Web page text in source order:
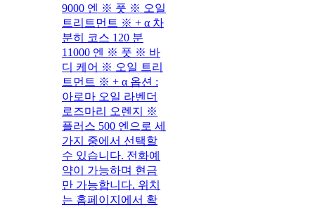
9000 엔 ※ 풋 ※ 오일
트리트먼트 ※ + α 차
분히 코스 120 분
11000 엔 ※ 풋 ※ 바
디 케어 ※ 오일 트리
트먼트 ※ + α 옵션 :
아로마 오일 라벤더
로즈마리 오렌지 ※
플러스 500 엔으로 세
가지 중에서 선택할
수 있습니다. 전화예
약이 가능하며 현금
만 가능합니다. 위치
는 홈페이지에서 확